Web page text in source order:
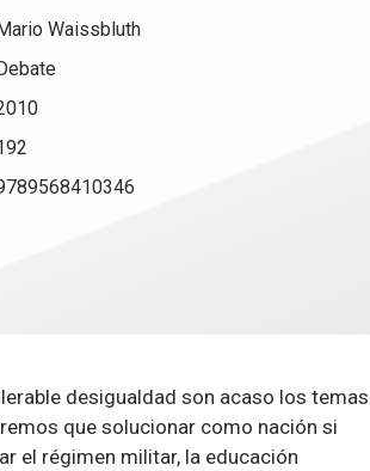
Waissbluth
desigualdad son acaso los temas
que solucionar como nación si
el régimen militar, la educación